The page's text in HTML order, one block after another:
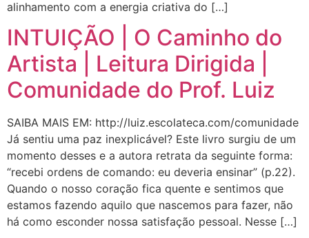
alinhamento com a energia criativa do […]
INTUIÇÃO | O Caminho do
Artista | Leitura Dirigida |
Comunidade do Prof. Luiz
SAIBA MAIS EM: http://luiz.escolateca.com/comunidade
Já sentiu uma paz inexplicável? Este livro surgiu de um
momento desses e a autora retrata da seguinte forma:
“recebi ordens de comando: eu deveria ensinar” (p.22).
Quando o nosso coração fica quente e sentimos que
estamos fazendo aquilo que nascemos para fazer, não
há como esconder nossa satisfação pessoal. Nesse […]